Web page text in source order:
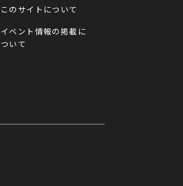
このサイトについて
イベント情報の掲載に
ついて